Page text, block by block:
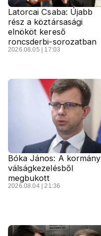
Latorcai Csaba: Újabb
rész a köztársasági
elnököt kereső
roncsderbi-sorozatban
2026.08.05 | 17:03
Bóka János: A kormány
válságkezelésből
megbukott
2026.08.04 | 21:36